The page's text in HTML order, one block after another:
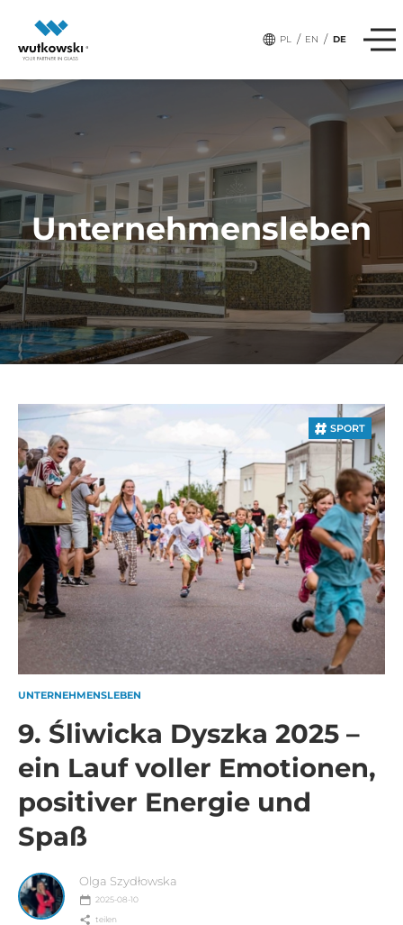
PL / EN / DE
Unternehmensleben
SPORT
UNTERNEHMENSLEBEN
9. Śliwicka Dyszka 2025 –
ein Lauf voller Emotionen,
positiver Energie und
Spaß
Olga Szydłowska
2025-08-10
teilen